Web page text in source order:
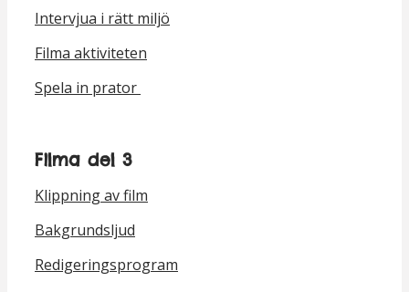
Intervjua i rätt miljö
Filma aktiviteten
Spela in prator
Filma del 3
Klippning av film
Bakgrundsljud
Redigeringsprogram